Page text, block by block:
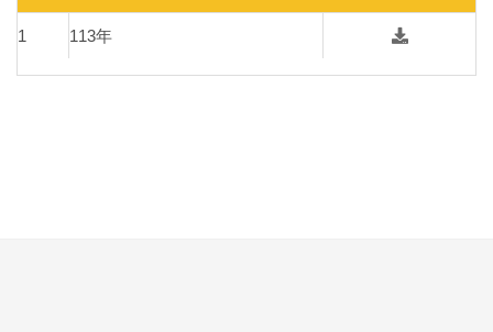
1 113年